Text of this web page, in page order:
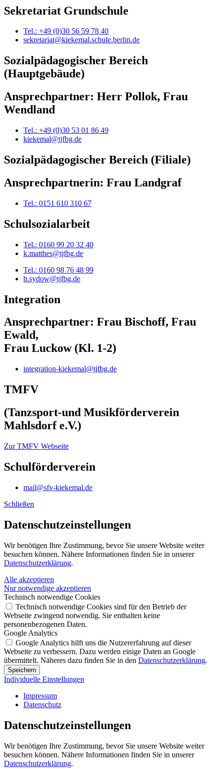
Sekretariat Grundschule
Tel.: +49 (0)30 56 59 78 40
sekretariat@kiekemal.schule.berlin.de
Sozialpädagogischer Bereich
(Hauptgebäude)
Ansprechpartner: Herr Pollok, Frau
Wendland
Tel.: +49 (0)30 53 01 86 49
kiekemal@tjfbg.de
Sozialpädagogischer Bereich (Filiale)
Ansprechpartnerin: Frau Landgraf
Tel.: 0151 610 310 67
Schulsozialarbeit
Tel.: 0160 99 20 32 40
k.matthes@tjfbg.de
Tel.: 0160 98 76 48 99
b.sydow@tjfbg.de
Integration
Ansprechpartner: Frau Bischoff, Frau
Ewald,
Frau Luckow (Kl. 1-2)
integration-kiekemal@tjfbg.de
TMFV
(Tanzsport-und Musikförderverein
Mahlsdorf e.V.)
Zur TMFV Webseite
Schulförderverein
mail@sfv-kiekemal.de
Schließen
Datenschutz­einstellungen
Wir benötigen Ihre Zustimmung, bevor Sie unsere Website weiter
besuchen können. Nähere Informationen finden Sie in unserer
Datenschutzerklärung.
Alle akzeptieren
Nur notwendige akzeptieren
Technisch notwendige Cookies
Technisch notwendige Cookies sind für den Betrieb der
Webseite zwingend notwendig. Sie enthalten keine
personenbezogenen Daten.
Google Analytics
Google Analytics hilft uns die Nutzererfahrung auf dieser
Webseite zu verbessern. Dazu werden einige Daten an Google
übermittelt. Näheres dazu finden Sie in den Datenschutzerklärung.
Speichern
Individuelle Einstellungen
Impressum
Datenschutz
Datenschutz­einstellungen
Wir benötigen Ihre Zustimmung, bevor Sie unsere Website weiter
besuchen können. Nähere Informationen finden Sie in unserer
Datenschutzerklärung.